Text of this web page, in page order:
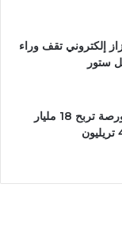
إلكتروني تقف وراء
ستور
بدعم شراء المصريين.. البورصة تربح 18 مليار